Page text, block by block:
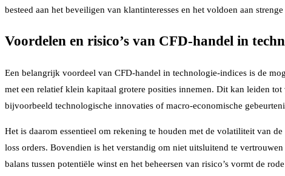
besteed aan het beveiligen van klantinteresses en het voldoen aan
Voordelen en risico’s van CFD-handel in
Een belangrijk voordeel van CFD-handel in technologie-indices is de
met een relatief klein kapitaal grotere posities innemen. Dit kan leiden
bijvoorbeeld technologische innovaties of macro-economische
Het is daarom essentieel om rekening te houden met de volatiliteit van
loss orders. Bovendien is het verstandig om niet uitsluitend te
balans tussen potentiële winst en het beheersen van risico’s vormt de